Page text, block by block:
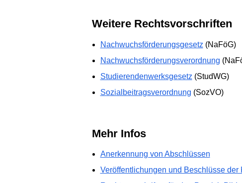
Weitere Rechtsvorschriften
Nachwuchsförderungsgesetz (NaFöG)
Nachwuchsförderungsverordnung
Studierendenwerksgesetz (StudWG)
Sozialbeitragsverordnung (SozVO)
Mehr Infos
Anerkennung von Abschlüssen
Veröffentlichungen und Beschlüsse